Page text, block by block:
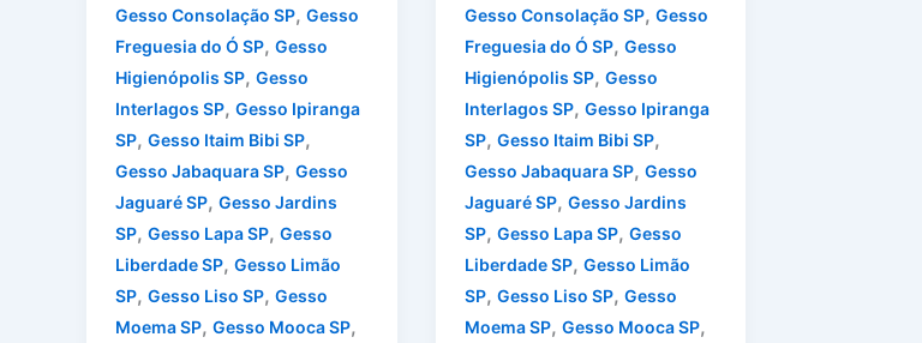
Gesso Consolação SP, Gesso
Freguesia do Ó SP, Gesso
Higienópolis SP, Gesso
Interlagos SP, Gesso Ipiranga
SP, Gesso Itaim Bibi SP,
Gesso Jabaquara SP, Gesso
Jaguaré SP, Gesso Jardins
SP, Gesso Lapa SP, Gesso
Liberdade SP, Gesso Limão
SP, Gesso Liso SP, Gesso
Moema SP, Gesso Mooca SP,
Gesso Consolação SP, Gesso
Freguesia do Ó SP, Gesso
Higienópolis SP, Gesso
Interlagos SP, Gesso Ipiranga
SP, Gesso Itaim Bibi SP,
Gesso Jabaquara SP, Gesso
Jaguaré SP, Gesso Jardins
SP, Gesso Lapa SP, Gesso
Liberdade SP, Gesso Limão
SP, Gesso Liso SP, Gesso
Moema SP, Gesso Mooca SP,